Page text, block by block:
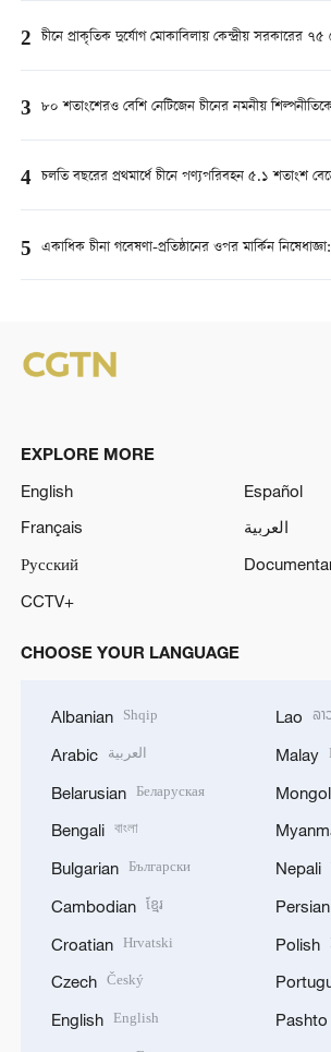
2 চীনে প্রাকৃতিক দুর্যোগ মোকাবিলায় কেন্দ্রীয় সরকারের
3 ৮০ শতাংশেরও বেশি নেটিজেন চীনের নমনীয়
4 চলতি বছরের প্রথমার্ধে চীনে পণ্যপরিবহন ৫.১ শতাংশ
5 একাধিক চীনা গবেষণা-প্রতিষ্ঠানের ওপর মার্কিন
EXPLORE MORE
English
Español
Français
العربية
Русский
CCTV+
CHOOSE YOUR LANGUAGE
Albanian Shqip
Arabic العربية
Belarusian Беларуская
Bengali বাংলা
Bulgarian Български
Cambodian ខ្មែរ
Croatian Hrvatski
Czech Český
English English
Lao ລາ
Malay
Nepali
Persian
Polish
Pashto